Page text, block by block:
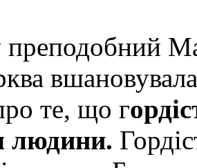
те, що г
людини.